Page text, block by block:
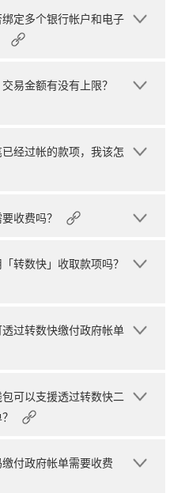
定多个银行帐户和电子
易金额有没有上限？
经过帐的款项，我该怎
收费吗？
转数快」收取款项吗？
过转数快缴付政府帐单
可以支援透过转数快二
付政府帐单需要收费